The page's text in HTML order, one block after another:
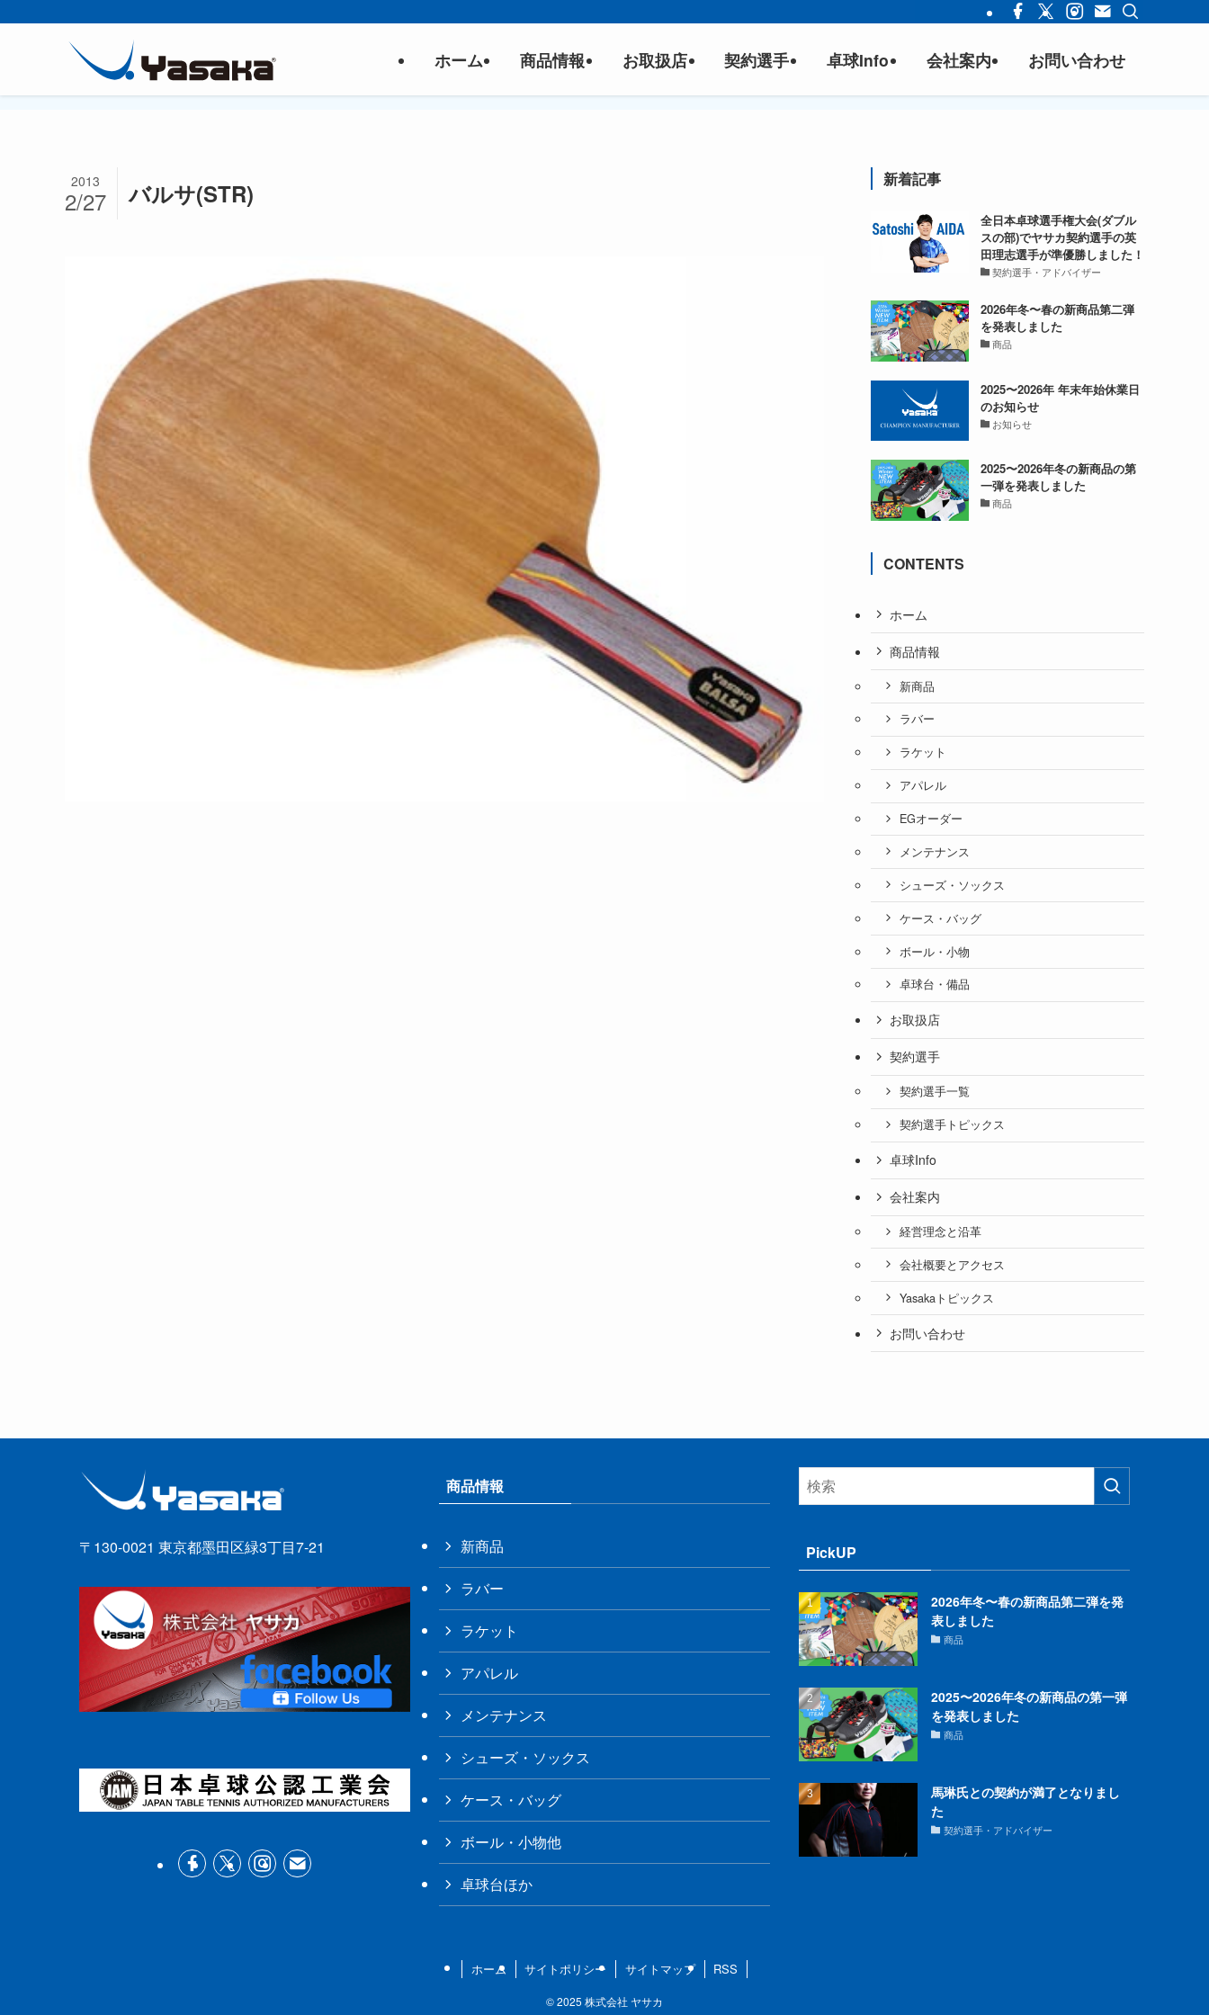
ホーム 商品情報 お取扱店 契約選手 卓球Info 会社案内 お問い合わせ
バルサ(STR)
2013
2/27
新着記事
全日本卓球選手権大会(ダブル
スの部)でヤサカ契約選手の英
田理志選手が準優勝しました！
契約選手・アドバイザー
2026年冬〜春の新商品第二弾
を発表しました
商品
2025〜2026年 年末年始休業日
のお知らせ
お知らせ
2025〜2026年冬の新商品の第
一弾を発表しました
商品
CONTENTS
ホーム
商品情報
新商品
ラバー
ラケット
アパレル
EGオーダー
メンテナンス
シューズ・ソックス
ケース・バッグ
ボール・小物
卓球台・備品
お取扱店
契約選手
契約選手一覧
契約選手トピックス
卓球Info
会社案内
経営理念と沿革
会社概要とアクセス
Yasakaトピックス
お問い合わせ
〒130-0021 東京都墨田区緑3丁目7-21
商品情報
新商品
ラバー
ラケット
アパレル
メンテナンス
シューズ・ソックス
ケース・バッグ
ボール・小物他
卓球台ほか
PickUP
2026年冬〜春の新商品第二弾を発
表しました
商品
2025〜2026年冬の新商品の第一弾
を発表しました
商品
馬琳氏との契約が満了となりまし
た
契約選手・アドバイザー
ホーム サイトポリシー サイトマップ RSS
©2025 株式会社 ヤサカ